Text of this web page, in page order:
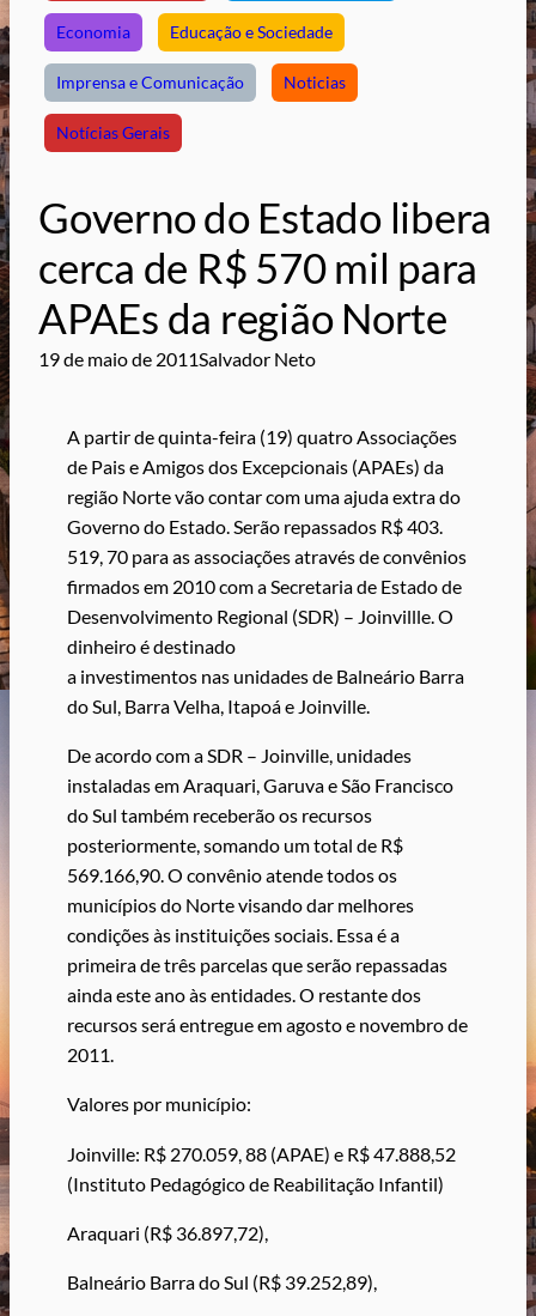
Economia Educação e Sociedade
Imprensa e Comunicação Noticias
Notícias Gerais
Governo do Estado libera
cerca de R$ 570 mil para
APAEs da região Norte
19 de maio de 2011Salvador Neto
A partir de quinta-feira (19) quatro Associações
de Pais e Amigos dos Excepcionais (APAEs) da
região Norte vão contar com uma ajuda extra do
Governo do Estado. Serão repassados R$ 403.
519, 70 para as associações através de convênios
firmados em 2010 com a Secretaria de Estado de
Desenvolvimento Regional (SDR) – Joinvillle. O
dinheiro é destinado
a investimentos nas unidades de Balneário Barra
do Sul, Barra Velha, Itapoá e Joinville.
De acordo com a SDR – Joinville, unidades
instaladas em Araquari, Garuva e São Francisco
do Sul também receberão os recursos
posteriormente, somando um total de R$
569.166,90. O convênio atende todos os
municípios do Norte visando dar melhores
condições às instituições sociais. Essa é a
primeira de três parcelas que serão repassadas
ainda este ano às entidades. O restante dos
recursos será entregue em agosto e novembro de
2011.
Valores por município:
Joinville: R$ 270.059, 88 (APAE) e R$ 47.888,52
(Instituto Pedagógico de Reabilitação Infantil)
Araquari (R$ 36.897,72),
Balneário Barra do Sul (R$ 39.252,89),